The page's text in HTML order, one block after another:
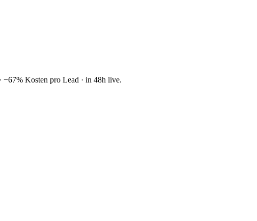
−67% Kosten pro Lead · in 48h live.